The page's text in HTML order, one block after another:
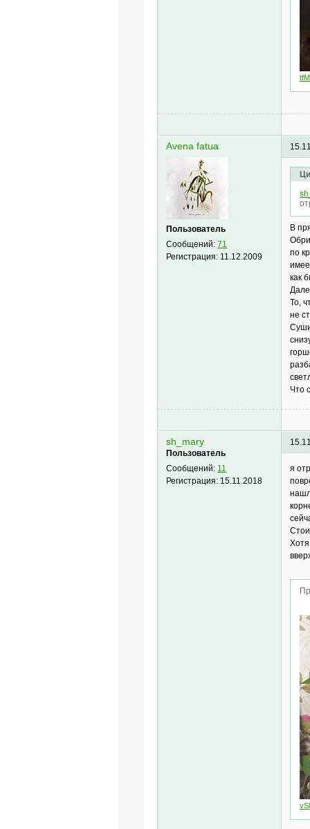
Avena fatua
Пользователь
Сообщений:71
Регистрация: 11.12.2009
В
по
как
То,
не
Что
sh_mary
Пользователь
Сообщений: 11
Регистрация: 15.11.2018
я